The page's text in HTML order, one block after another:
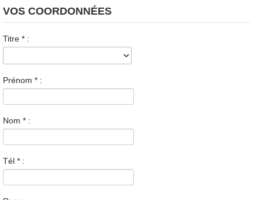
VOS COORDONNÉES
Titre * :
Prénom * :
Nom * :
Tél * :